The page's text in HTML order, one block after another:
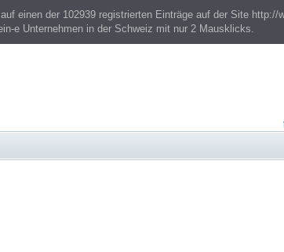
einen der 102939 registrierten Einträge auf der Site http://
e Unternehmen in der Schweiz mit nur 2 Mausklicks.